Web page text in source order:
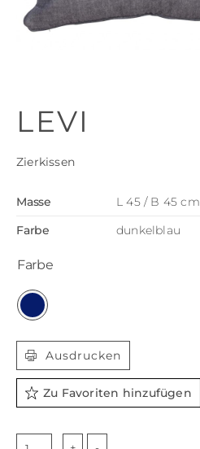
LEVI
Zierkissen
Masse
L 45 / B 45 cm
Farbe
dunkelblau
Farbe
Ausdrucken
Zu Favoriten hinzufügen